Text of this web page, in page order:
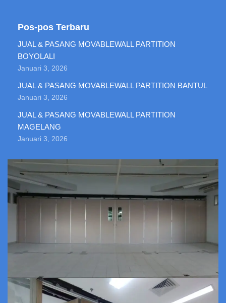
Pos-pos Terbaru
JUAL & PASANG MOVABLEWALL PARTITION
BOYOLALI
Januari 3, 2026
JUAL & PASANG MOVABLEWALL PARTITION BANTUL
Januari 3, 2026
JUAL & PASANG MOVABLEWALL PARTITION
MAGELANG
Januari 3, 2026